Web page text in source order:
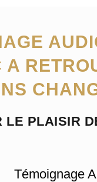
A
LE PLAISIR
Témoignage